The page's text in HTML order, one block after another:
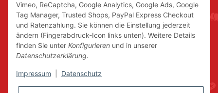
Vimeo, ReCaptcha, Google Analytics, Google Ads, Google
Tag Manager, Trusted Shops, PayPal Express Checkout
und Ratenzahlung. Sie können die Einstellung jederzeit
ändern (Fingerabdruck-Icon links unten). Weitere Details
finden Sie unter Konfigurieren und in unserer
Datenschutzerklärung.
Impressum Datenschutz